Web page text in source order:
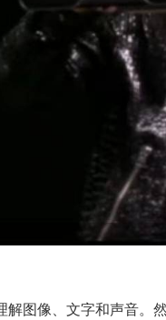
解图像、文字和声音